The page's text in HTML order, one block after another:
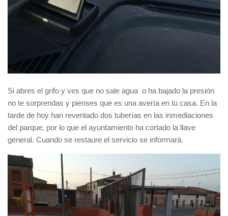
Si abres el grifo y ves que no sale agua o ha bajado la presión
no te sorprendas y pienses que es una avería en tú casa. En la
tarde de hoy han reventado dos tuberías en las inmediaciones
del parque, por lo que el ayuntamiento ha cortado la llave
general. Cuando se restaure el servicio se informará.